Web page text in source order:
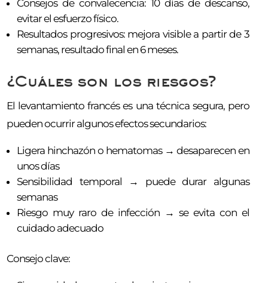
Consejos de convalecencia: 10 días de descanso,
evitar el esfuerzo físico.
Resultados progresivos: mejora visible a partir de 3
semanas, resultado final en 6 meses.
¿Cuáles son los riesgos?
El levantamiento francés es una técnica segura, pero
pueden ocurrir algunos efectos secundarios:
Ligera hinchazón o hematomas → desaparecen en
unos días
Sensibilidad temporal → puede durar algunas
semanas
Riesgo muy raro de infección → se evita con el
cuidado adecuado
Consejo clave: